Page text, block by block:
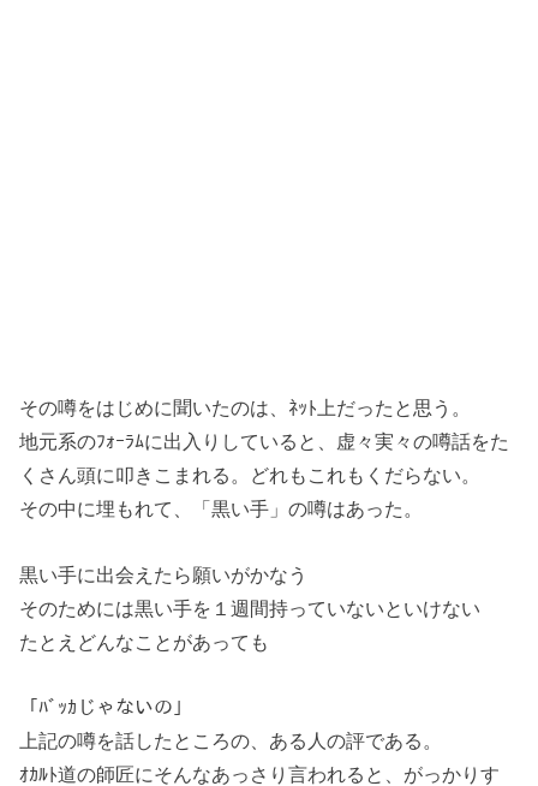
その噂をはじめに聞いたのは、ﾈｯﾄ上だったと思う。
地元系のﾌｫｰﾗﾑに出入りしていると、虚々実々の噂話をた
くさん頭に叩きこまれる。どれもこれもくだらない。
その中に埋もれて、「黒い手」の噂はあった。
黒い手に出会えたら願いがかなう
そのためには黒い手を１週間持っていないといけない
たとえどんなことがあっても
「ﾊﾞｯｶじゃないの」
上記の噂を話したところの、ある人の評である。
ｵｶﾙﾄ道の師匠にそんなあっさり言われると、がっかりす